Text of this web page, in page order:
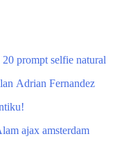
20 prompt selfie natural
Adrian Fernandez
ajax amsterdam